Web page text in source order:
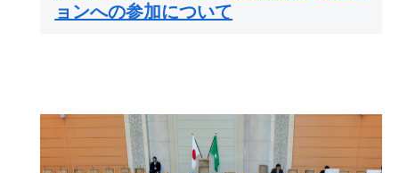
ョンへの参加について